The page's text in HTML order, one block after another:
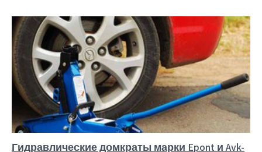
Гидравлические домкраты марки Epont и Avk-